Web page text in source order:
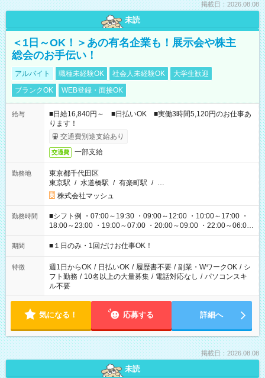
掲載日：2026.08.08
未読
＜1日～OK！＞あの有名企業も！展示会や株主
総会のお手伝い！
アルバイト 職種未経験OK 社会人未経験OK
大学生歓迎
ブランクOK
WEB登録・面接OK
給与
■日給16,840円～ ■日払いOK ■実働3時間5,120円のお仕事あ
ります！
交通費別途支給あり
交通費 一部支給
勤務地
東京都千代田区
東京駅 / 水道橋駅 / 有楽町駅 / …
株式会社マッシュ
勤務時間
■シフト例 ・07:00～19:30 ・09:00～12:00 ・10:00～17:00 ・
18:00～23:00 ・19:00～07:00 ・20:00～09:00 ・22:00～06:00
etc ★最短で3時間で5,120円のお仕事から 15時間で2万円近く稼
げるお仕事も！ ご希望のお時間に合わせてご紹介！ ※シフトは
ください！
期間 ■１日のみ・1回だけお仕事OK！
特徴 週1日からOK / 日払いOK / 履歴書不要 / 副業・WワークOK / シ
フト勤務 / 10名以上の大量募集 / 電話対応なし / パソコンスキ
ル不要
気になる！ 応募する 詳細へ
掲載日：2026.08.08
未読